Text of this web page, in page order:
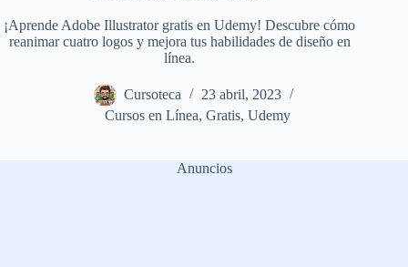
¡Aprende Adobe Illustrator gratis en Udemy! Descubre cómo
reanimar cuatro logos y mejora tus habilidades de diseño en
línea.
Cursoteca
23 abril, 2023
Cursos en Línea,Gratis,Udemy
Anuncios